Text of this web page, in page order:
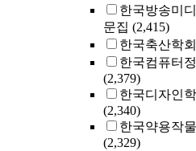
한국방송미
문집 (2,415)
한국축산학회
한국컴퓨터
(2,379)
한국디자인
(2,340)
한국약용작
(2,329)